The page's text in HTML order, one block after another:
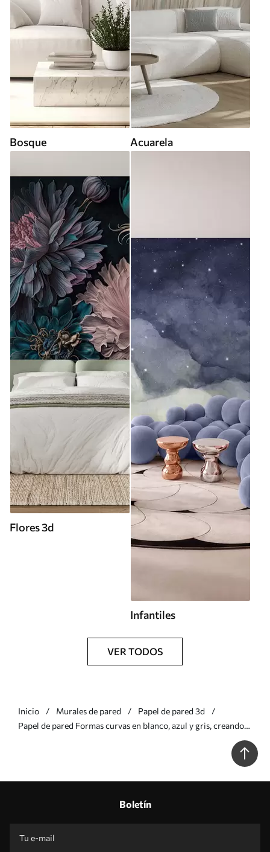
Bosque Acuarela
Flores 3d
Infantiles
VER TODOS
Inicio Murales de pared
Papel de pared 3d
Papel de pared Formas curvas en blanco, azul y gris, creando
Boletín